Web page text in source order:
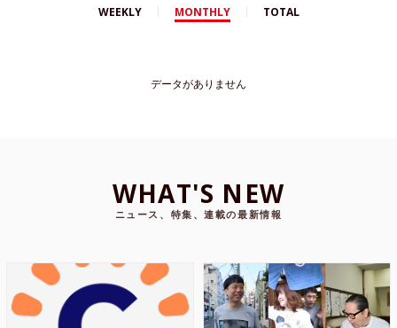
WEEKLY MONTHLY TOTAL
データがありません
WHAT'S NEW
ニュース、特集、連載の最新情報